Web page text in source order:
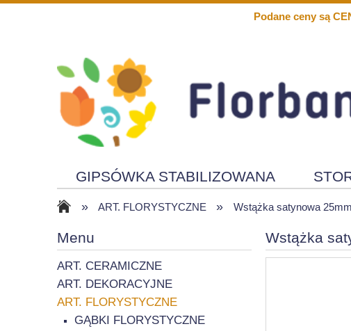
Podane ceny są
GIPSÓWKA STABILIZOWANA
KWIATY PIANKOWE SOLARY
» ART. FLORYSTYCZNE » Wstążka satynowa
Menu
ART. CERAMICZNE
ART. DEKORACYJNE
ART. FLORYSTYCZNE
GĄBKI FLORYSTYCZNE
Wstążka